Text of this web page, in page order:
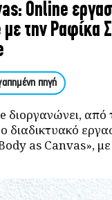
Online
την Ραφίκα
πηγή
διοργανώνει, από
διαδικτυακό
as Canvas»,